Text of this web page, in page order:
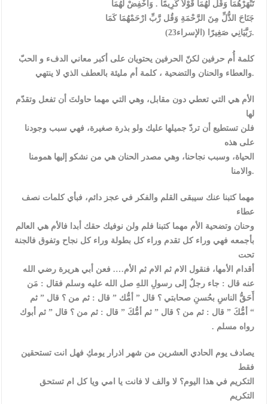
على شراكة فاعلة مع الإعلام
دعوة المكلفين بخدمة العلم (الدفعة الثالثة) إلى مراجعة منصة خدمة
العلم
الملك يلتقي مجموعة من رفاق السلاح
الملك يتلقى اتصالا هاتفيا من العاهل البحريني
تَنْهَرْهُمَا وَقُل لَّهُمَا قَوْلاً كَرِيمًا . وَاخْفِضْ لَهُمَا
جَنَاحَ الذُّلِّ مِنَ الرَّحْمَةِ وَقُل رَّبِّ ارْحَمْهُمَا كَمَا
رَبَّيَانِي صَغِيرًا (الإسراء23).
كلمة أُم حرفين لكنّ الحرفين يحتويان على أكبر معاني الدفء و الحبّ
والعطاء والحنان والتضحية ، كلمة أم مليئة بالعطف الذي لا ينتهي.
الأم هي التي تعطي دون مقابل، وهي التي مهما حاولتَ أن تفعل وتقدّم
لها
فلن تستطيع أن تردّ جميلها عليك ولو بذرة صغيرة، فهي سبب وجودنا
على هذه
الحياة، وسبب نجاحنا، وهي مصدر الحنان هي من نشكو إليها همومنا
والامنا.
مهما كتبنا عنك سيبقى القلم والفكر في عجز دائم، فبأي كلمات نصف
عطاء
وحنان وتضحية الأم مهما كتبنا فلم ولن نوفيك حقك أبدا فالأم هي العالم
بأجمعه فهي وراء كل تقدم وراء كل بطولة وراء كل نجاح وتفوق فالجنة
تحت
أقدام الأمها، فنقول الام ثم الام ثم الأم…. فعن أبي هريرة رضي الله
عنه قال : جاء رجلٌ إلى رسولِ اللهِ صل الله عليه وسلم فقال : مَن
أَحَقُّ الناسِ بحُسنِ صحابتي ؟ قال ” أمُّك ” قال : ثم من ؟ قال ” ثم
أمُّكَ ” قال : ثم من ؟ قال ” ثم أمُّكَ ” قال : ثم من ؟ قال ” ثم أبوك “
. رواه مسلم
يصادف يوم الحادي العشرين من شهر اذرار يومكِ فهل انت تستحقين
فقط
التكريم في هذا اليوم؟ لا والف لا فانت يا امي ويا كل ام تستحق
التكريم